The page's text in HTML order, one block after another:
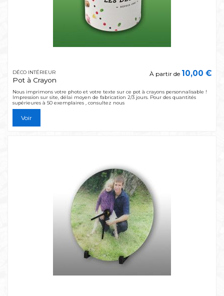
DÉCO INTÉRIEUR
Pot à Crayon
À partir de 10,00 €
Nous imprimons votre photo et votre texte sur ce pot à crayons personnalisable !
Impression sur site, délai moyen de fabrication 2/3 jours. Pour des quantités
supérieures à 50 exemplaires , consultez nous
Voir